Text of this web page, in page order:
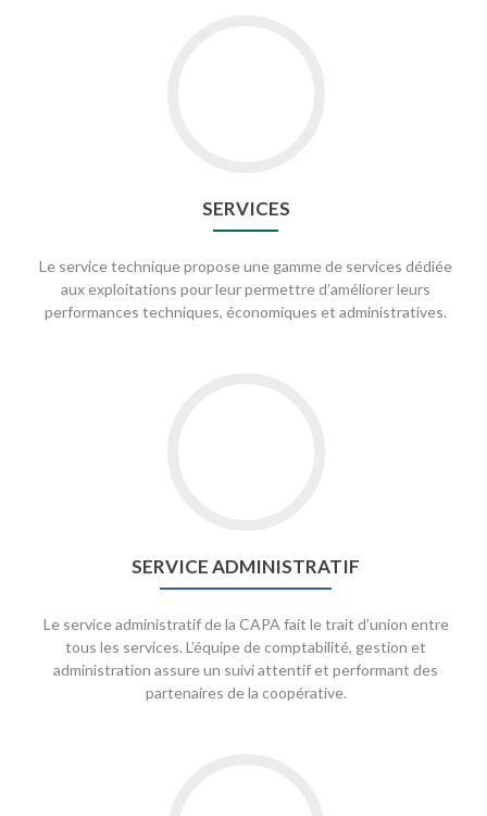
SERVICES
Le service technique propose une gamme de services dédiée
aux exploitations pour leur permettre d’améliorer leurs
performances techniques, économiques et administratives.
SERVICE ADMINISTRATIF
Le service administratif de la CAPA fait le trait d’union entre
tous les services. L’équipe de comptabilité, gestion et
administration assure un suivi attentif et performant des
partenaires de la coopérative.